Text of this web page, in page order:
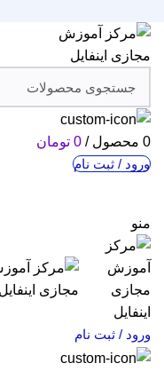
0 محصول /
0 تومان
ورود / ثبت نام
منو
ورود / ثبت نام